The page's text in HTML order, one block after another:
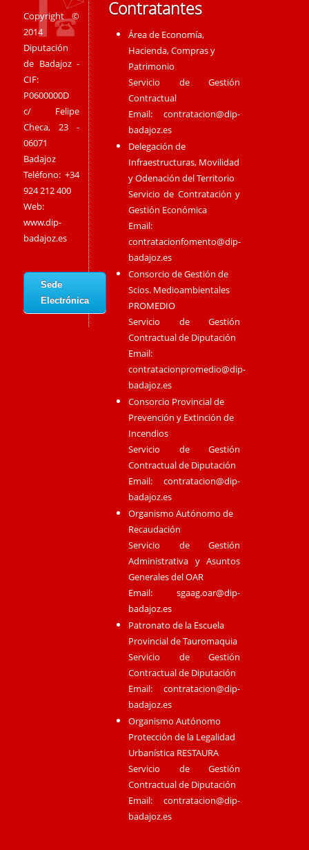
Copyright ©
2014
Diputación
de Badajoz -
CIF:
P0600000D
c/ Felipe
Checa, 23 -
06071
Badajoz
Teléfono: +34
924 212 400
Web:
www.dip-
badajoz.es
Sede
Electrónica
Contratantes
Área de Economía,
Hacienda, Compras y
Patrimonio
Servicio de Gestión
Contractual
Email:contratacion@dip-
badajoz.es
Delegación de
Infraestructuras, Movilidad
y Odenación del Territorio
Servicio de Contratación y
Gestión Económica
Email:
contratacionfomento@dip-
badajoz.es
Consorcio de Gestión de
Scios. Medioambientales
PROMEDIO
Servicio de Gestión
Contractual de Diputación
Email:
contratacionpromedio@dip-
badajoz.es
Consorcio Provincial de
Prevención y Extinción de
Incendios
Servicio de Gestión
Contractual de Diputación
Email:contratacion@dip-
badajoz.es
Organismo Autónomo de
Recaudación
Servicio de Gestión
Administrativa y Asuntos
Generales del OAR
Email:sgaag.oar@dip-
badajoz.es
Patronato de la Escuela
Provincial de Tauromaquia
Servicio de Gestión
Contractual de Diputación
Email:contratacion@dip-
badajoz.es
Organismo Autónomo
Protección de la Legalidad
Urbanística RESTAURA
Servicio de Gestión
Contractual de Diputación
Email:contratacion@dip-
badajoz.es